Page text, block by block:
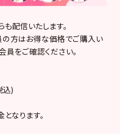
配信いたします。
の方はお得な価格でご購入い
をご確認ください。
込)
なります。